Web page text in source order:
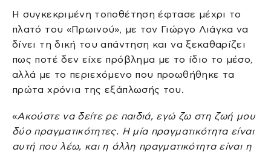
Η συγκεκριμένη τοποθέτηση έφτασε μέχρι το
πλατό του «Πρωινού», με τον Γιώργο Λιάγκα να
δίνει τη δική του απάντηση και να ξεκαθαρίζει
πως ποτέ δεν είχε πρόβλημα με το ίδιο το μέσο,
αλλά με το περιεχόμενο που προωθήθηκε τα
πρώτα χρόνια της εξάπλωσής του.
«Ακούστε να δείτε ρε παιδιά, εγώ ζω στη ζωή μου
δύο πραγματικότητες. Η μία πραγματικότητα είναι
αυτή που λέω, και η άλλη πραγματικότητα είναι η